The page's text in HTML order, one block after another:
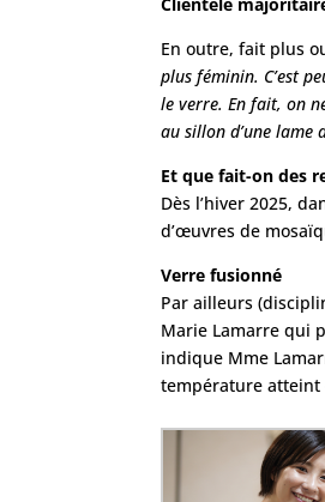
Clientèle
En outre, fait plus
plus féminin. C’est
le verre. En fait, on
au sillon d’une lame
Et que fait-on des
Dès l’hiver 2025,
d’œuvres de
Verre fusionné
Par ailleurs
Marie Lamarre qui
indique Mme
température atteint